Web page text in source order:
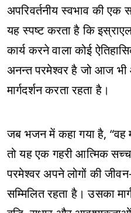
अपरिवर्तनीय स्वभाव की
यह स्पष्ट करता है कि
कार्य करने वाला कोई
अनन्त परमेश्वर है जो आज भी
मार्गदर्शन करता रहता है।
जब भजन में कहा गया है, “वह
तो यह एक गहरी आत्मिक
परमेश्वर अपने लोगों की
सम्मिलित रहता है। उसका